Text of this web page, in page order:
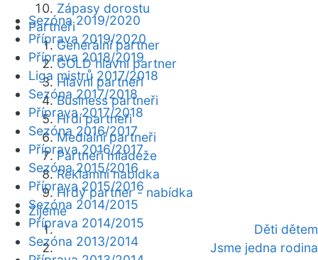
Zápasy dorostu
Partneři
Generální partner
GOLD hlavní partner
Hlavní partneři
Business partneři
Hrdí partneři
Mediální partneři
Partneři mládeže
Reklamní nabídka
Hrdý partner - nabídka
Žijeme
Děti dětem
Jsme jedna rodina
Sezóna 2019/2020
Příprava 2019/2020
Příprava 2018/2019
Liga mistrů 2017/2018
Sezóna 2017/2018
Příprava 2017/2018
Sezóna 2016/2017
Příprava 2016/2017
Sezóna 2015/2016
Příprava 2015/2016
Sezóna 2014/2015
Příprava 2014/2015
Sezóna 2013/2014